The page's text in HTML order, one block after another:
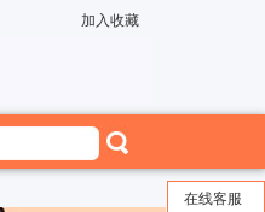
加入收藏
在线客服